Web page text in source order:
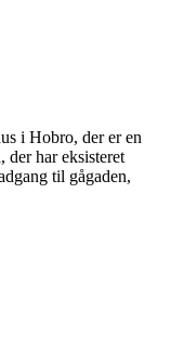
i Hobro, der er en
har eksisteret
til gågaden,